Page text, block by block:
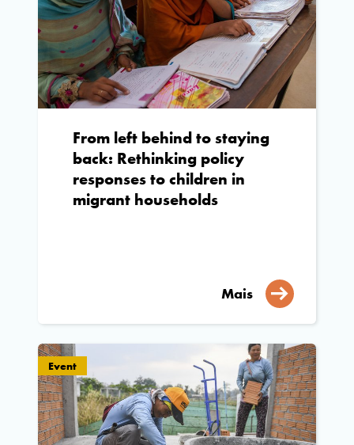
From left behind to staying
back: Rethinking policy
responses to children in
migrant households
Mais
Event